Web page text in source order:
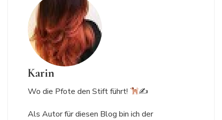
Karin
Wo die Pfote den Stift führt! ✍
Als Autor für diesen Blog bin ich der